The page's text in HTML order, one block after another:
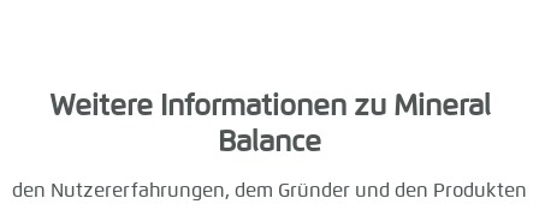
Weitere Informationen zu Mineral
Balance
den Nutzererfahrungen, dem Gründer und den Produkten